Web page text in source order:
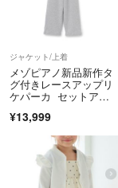
ジャケット/上着
メゾピアノ新品新作タ
グ付きレースアップリ
ケパーカ セットアッ
¥13,999